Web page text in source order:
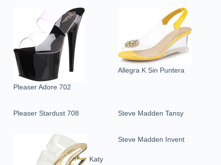
Pleaser Adore 702
Allegra K Sin Puntera
Pleaser Stardust 708 Steve Madden Tansy
Katy
Steve Madden Invent